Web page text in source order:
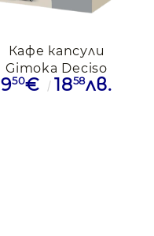
Кафе капсули
Gimoka Deciso
съвместими с
950€ 1858лв.